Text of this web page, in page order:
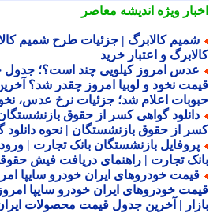
ویژهاندیشه معاصر
کالابرگ | جزئیات طرح شمیم
و اعتبار خرید
امروز کیلویی چند است؟؛ جدول جدید
نخود و لوبیا امروز چقدر شد؟ آخرین
اعلام شد؛ جزئیات نرخ عدس، نخود و
گواهی کسر از حقوق بازنشستگان |
از حقوق بازنشستگان | نحوه دانلود
بازنشستگان بانک تجارت | ورود
تجارت | راهنمای دریافت فیش حقوقی
| آخرین جدول قیمت محصولات ایران